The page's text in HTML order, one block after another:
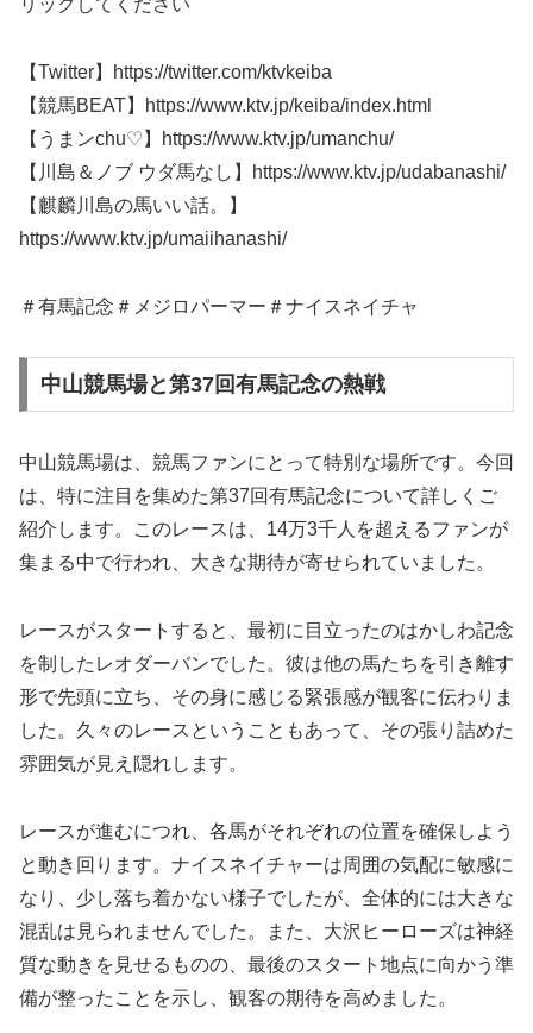
リックしてください
【Twitter】https://twitter.com/ktvkeiba
【競馬BEAT】https://www.ktv.jp/keiba/index.html
【うまンchu♡】https://www.ktv.jp/umanchu/
【川島＆ノブ ウダ馬なし】https://www.ktv.jp/udabanashi/
【麒麟川島の馬いい話。】
https://www.ktv.jp/umaiihanashi/
＃有馬記念＃メジロパーマー＃ナイスネイチャ
中山競馬場と第37回有馬記念の熱戦
中山競馬場は、競馬ファンにとって特別な場所です。今回
は、特に注目を集めた第37回有馬記念について詳しくご
紹介します。このレースは、14万3千人を超えるファンが
集まる中で行われ、大きな期待が寄せられていました。
レースがスタートすると、最初に目立ったのはかしわ記念
を制したレオダーバンでした。彼は他の馬たちを引き離す
形で先頭に立ち、その身に感じる緊張感が観客に伝わりま
した。久々のレースということもあって、その張り詰めた
雰囲気が見え隠れします。
レースが進むにつれ、各馬がそれぞれの位置を確保しよう
と動き回ります。ナイスネイチャーは周囲の気配に敏感に
なり、少し落ち着かない様子でしたが、全体的には大きな
混乱は見られませんでした。また、大沢ヒーローズは神経
質な動きを見せるものの、最後のスタート地点に向かう準
備が整ったことを示し、観客の期待を高めました。